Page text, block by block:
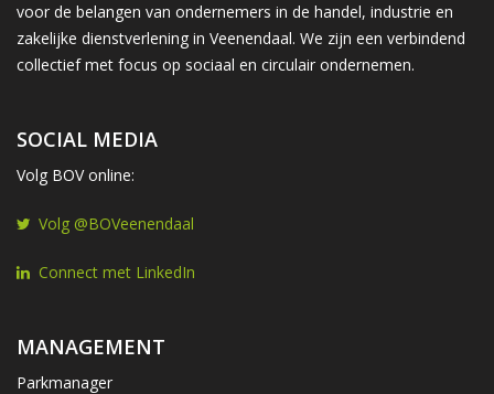
voor de belangen van ondernemers in de handel, industrie en
zakelijke dienstverlening in Veenendaal. We zijn een verbindend
collectief met focus op sociaal en circulair ondernemen.
SOCIAL MEDIA
Volg BOV online:
Volg @BOVeenendaal
Connect met LinkedIn
MANAGEMENT
Parkmanager